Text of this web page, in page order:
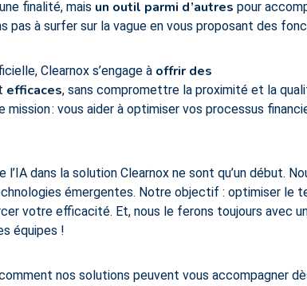
finalité, mais un outil parmi d’autres pour
pas à surfer sur la vague en vous proposant des
Clearnox s’engage à offrir des
efficaces, sans compromettre la proximité et la
mission : vous aider à optimiser vos processus
dans la solution Clearnox ne sont qu’un début.
émergentes. Notre objectif : optimiser le
votre efficacité. Et, nous le ferons toujours avec
équipes !
nos solutions peuvent vous accompagner dès